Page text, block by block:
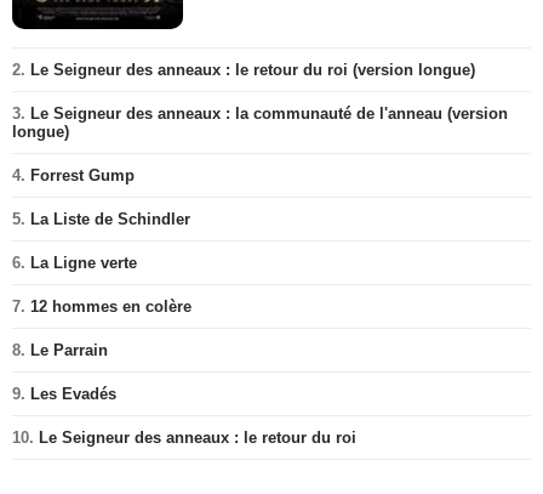
2. Le Seigneur des anneaux : le retour du roi (version longue)
3. Le Seigneur des anneaux : la communauté de l'anneau (version
longue)
4. Forrest Gump
5. La Liste de Schindler
6. La Ligne verte
7. 12 hommes en colère
8. Le Parrain
9. Les Evadés
10. Le Seigneur des anneaux : le retour du roi